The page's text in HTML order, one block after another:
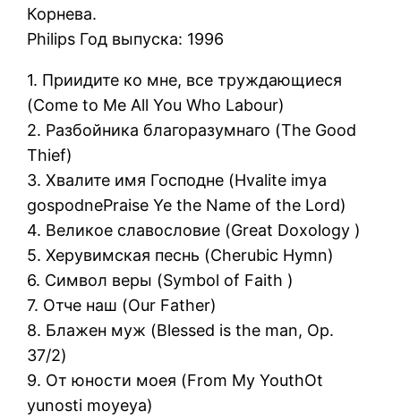
Корнева.
Philips Год выпуска: 1996
1. Приидите ко мне, все труждающиеся
(Come to Me All You Who Labour)
2. Разбойника благоразумнаго (The Good
Thief)
3. Хвалите имя Господне (Hvalite imya
gospodnePraise Ye the Name of the Lord)
4. Великое славословие (Great Doxology )
5. Херувимская песнь (Cherubic Hymn)
6. Символ веры (Symbol of Faith )
7. Отче наш (Our Father)
8. Блажен муж (Blessed is the man, Op.
37/2)
9. От юности моея (From My YouthOt
yunosti moyeya)